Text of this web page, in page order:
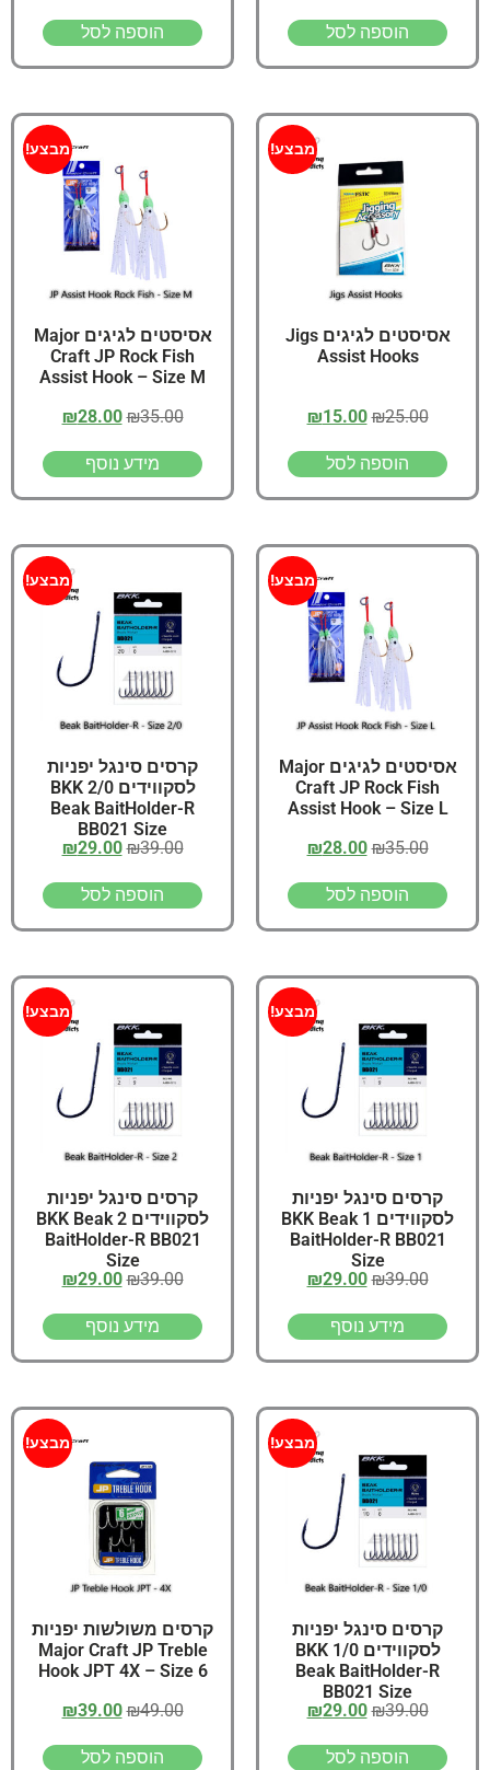
הוספה לסל הוספה לסל
מבצע!
אסיסטים לגיגים Jigs
Assist Hooks
₪25.00
₪15.00
הוספה לסל
מבצע!
אסיסטים לגיגים Major
Craft JP Rock Fish
Assist Hook – Size M
₪35.00
₪28.00
מידע נוסף
מבצע!
אסיסטים לגיגים Major
Craft JP Rock Fish
Assist Hook – Size L
₪35.00
₪28.00
הוספה לסל
מבצע!
קרסים סינגל יפניות
לסקווידים 2/0 BKK
Beak BaitHolder-R
BB021 Size
₪39.00
₪29.00
הוספה לסל
מבצע!
קרסים סינגל יפניות
לסקווידים 1 BKK Beak
BaitHolder-R BB021
Size
₪39.00
₪29.00
מידע נוסף
מבצע!
קרסים סינגל יפניות
לסקווידים 2 BKK Beak
BaitHolder-R BB021
Size
₪39.00
₪29.00
מידע נוסף
מבצע!
קרסים סינגל יפניות
לסקווידים 1/0 BKK
Beak BaitHolder-R
BB021 Size
₪39.00
₪29.00
הוספה לסל
מבצע!
קרסים משולשות יפניות
Major Craft JP Treble
Hook JPT 4X – Size 6
₪49.00
₪39.00
הוספה לסל